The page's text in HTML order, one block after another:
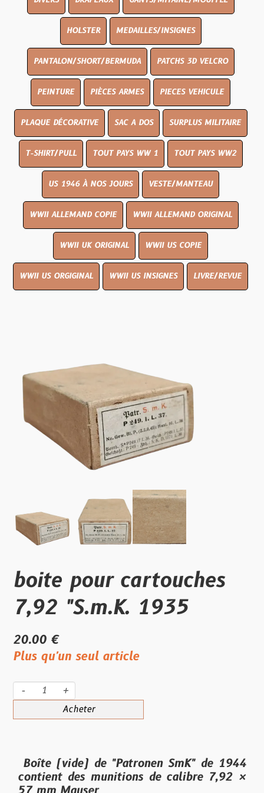
HOLSTER MEDAILLES/INSIGNES
PANTALON/SHORT/BERMUDA PATCHS 3D VELCRO
PEINTURE PIÈCES ARMES PIECES VEHICULE
PLAQUE DÉCORATIVE SAC A DOS SURPLUS MILITAIRE
T-SHIRT/PULL TOUT PAYS WW 1 TOUT PAYS WW2
US 1946 À NOS JOURS VESTE/MANTEAU
WWII ALLEMAND COPIE WWII ALLEMAND ORIGINAL
WWII UK ORIGINAL WWII US COPIE
WWII US ORGIGINAL WWII US INSIGNES LIVRE/REVUE
boite pour cartouches
7,92 "S.m.K. 1935
20.00 €
Plus qu'un seul article
- +
Acheter
Boîte (vide) de "Patronen SmK" de 1944
contient des munitions de calibre 7,92 ×